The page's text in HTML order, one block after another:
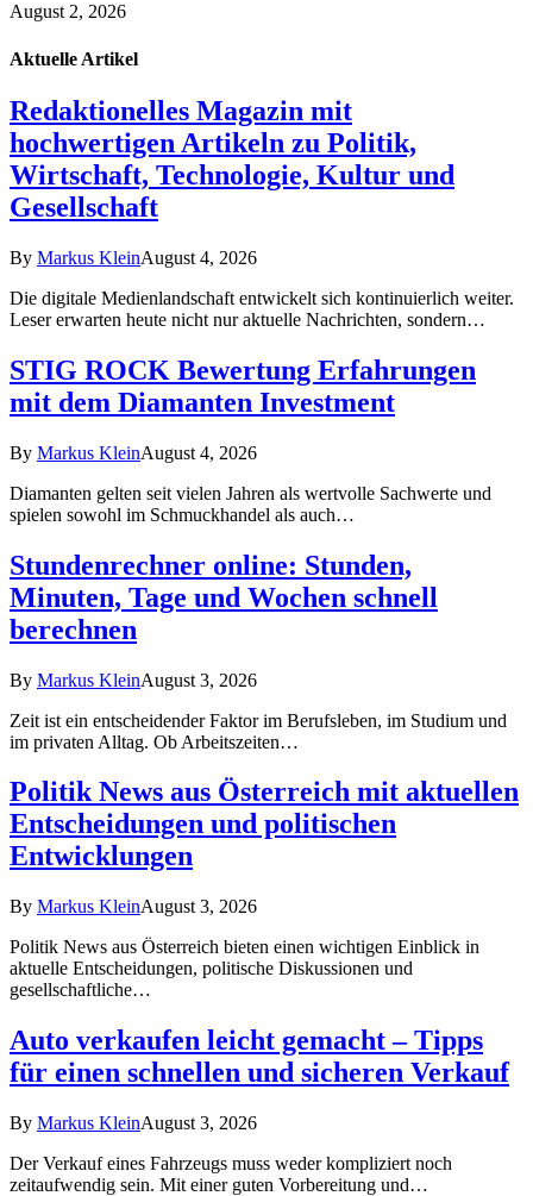
August 2, 2026
Aktuelle Artikel
Redaktionelles Magazin mit
hochwertigen Artikeln zu Politik,
Wirtschaft, Technologie, Kultur und
Gesellschaft
By Markus KleinAugust 4, 2026
Die digitale Medienlandschaft entwickelt sich kontinuierlich weiter.
Leser erwarten heute nicht nur aktuelle Nachrichten, sondern…
STIG ROCK Bewertung Erfahrungen
mit dem Diamanten Investment
By Markus KleinAugust 4, 2026
Diamanten gelten seit vielen Jahren als wertvolle Sachwerte und
spielen sowohl im Schmuckhandel als auch…
Stundenrechner online: Stunden,
Minuten, Tage und Wochen schnell
berechnen
By Markus KleinAugust 3, 2026
Zeit ist ein entscheidender Faktor im Berufsleben, im Studium und
im privaten Alltag. Ob Arbeitszeiten…
Politik News aus Österreich mit aktuellen
Entscheidungen und politischen
Entwicklungen
By Markus KleinAugust 3, 2026
Politik News aus Österreich bieten einen wichtigen Einblick in
aktuelle Entscheidungen, politische Diskussionen und
gesellschaftliche…
Auto verkaufen leicht gemacht – Tipps
für einen schnellen und sicheren Verkauf
By Markus KleinAugust 3, 2026
Der Verkauf eines Fahrzeugs muss weder kompliziert noch
zeitaufwendig sein. Mit einer guten Vorbereitung und…